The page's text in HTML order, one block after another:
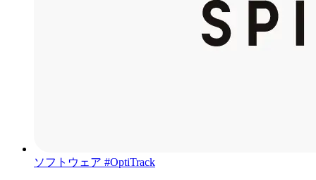
ソフトウェア #OptiTrack